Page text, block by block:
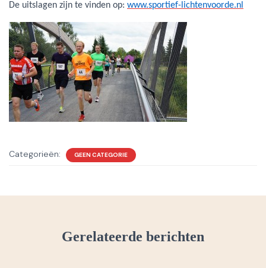
De uitslagen zijn te vinden op: www.sportief-lichtenvoorde.nl
Categorieën: GEEN CATEGORIE
Gerelateerde berichten